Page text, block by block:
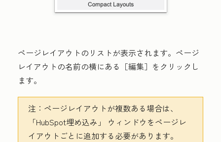
ページレイアウトのリストが表示されます。ページ
レイアウトの名前の横にある ［編集］ をクリックし
ます。
注： ページレイアウトが複数ある場合は、
「HubSpot埋め込み」 ウィンドウをページレ
イアウトごとに追加する必要があります。